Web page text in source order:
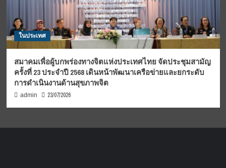
ในประเทศ
สมาคมเพื่อผู้บกพร่องทางจิตแห่งประเทศไทย จัดประชุมสามัญ
ครั้งที่ 23 ประจำปี 2568 เดินหน้าพัฒนาเครือข่ายและยกระดับ
การดำเนินงานด้านสุขภาพจิต
admin 23/07/2026